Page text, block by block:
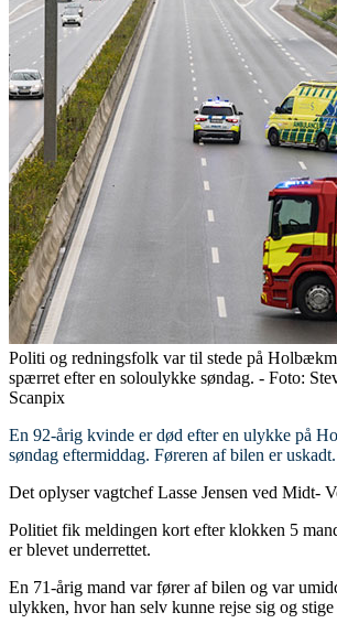
Politi og redningsfolk var til stede på
spærret efter en soloulykke søndag. - Foto:
Scanpix
En 92-årig kvinde er død efter en ulykke på
søndag eftermiddag. Føreren af bilen er uskadt.
Det oplyser vagtchef Lasse Jensen ved Midt-
Politiet fik meldingen kort efter klokken 5
er blevet underrettet.
En 71-årig mand var fører af bilen og var
ulykken, hvor han selv kunne rejse sig og stige